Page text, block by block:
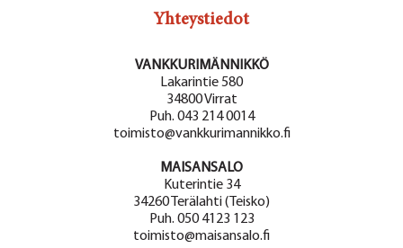
Yhteystiedot
VANKKURIMÄNNIKKÖ
Lakarintie 580
34800 Virrat
Puh. 043 214 0014
toimisto@vankkurimannikko.fi
MAISANSALO
Kuterintie 34
34260 Terälahti (Teisko)
Puh. 050 4123 123
toimisto@maisansalo.fi